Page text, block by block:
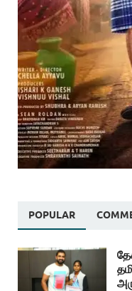
POPULAR